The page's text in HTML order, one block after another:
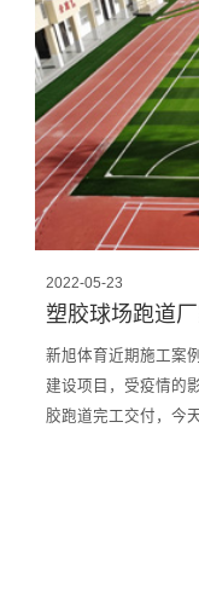
2022-05-23
塑胶球场跑道
新旭体育近期施工案
建设项目，受疫情的
胶跑道完工交付，今